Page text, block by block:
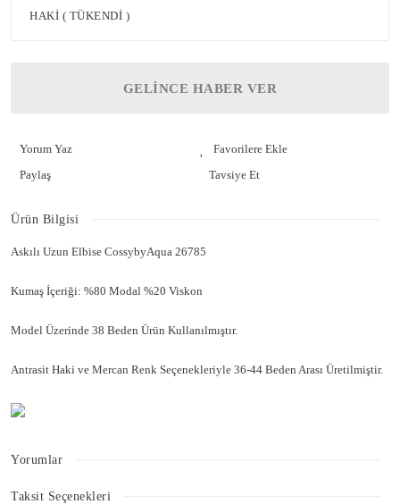
GELİNCE HABER VER
Yorum Yaz
Paylaş
Tavsiye Et
Ürün Bilgisi
Askılı Uzun Elbise CossybyAqua 26785
Kumaş İçeriği: %80 Modal %20 Viskon
Model Üzerinde 38 Beden Ürün Kullanılmıştır.
Antrasit Haki ve Mercan Renk Seçenekleriyle 36-44 Beden Arası Üretilmiştir.
Yorumlar
Taksit Seçenekleri